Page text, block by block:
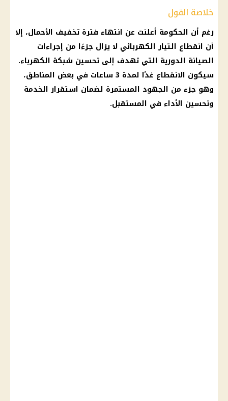
خلاصة القول
رغم أن الحكومة أعلنت عن انتهاء فترة تخفيف الأحمال، إلا
أن انقطاع التيار الكهربائي لا يزال جزءًا من إجراءات
الصيانة الدورية التي تهدف إلى تحسين شبكة الكهرباء.
سيكون الانقطاع غدًا لمدة 3 ساعات في بعض المناطق،
وهو جزء من الجهود المستمرة لضمان استقرار الخدمة
وتحسين الأداء في المستقبل.